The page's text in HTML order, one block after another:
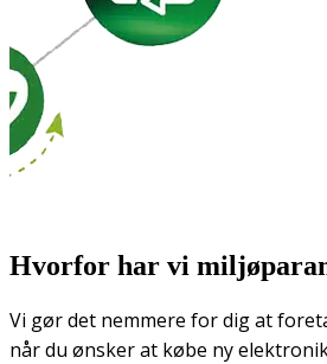
Hvorfor har vi
Vi gør det nemmere for dig at
når du ønsker at købe ny